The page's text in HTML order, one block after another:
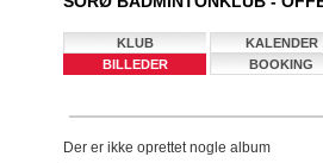
KLUB KALENDER
BILLEDER
BOOKING
Der er ikke oprettet nogle album